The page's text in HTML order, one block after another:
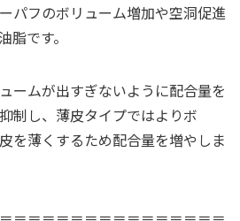
パフのボリューム増加や空洞促進
脂です。
ームが出すぎないように配合量を
制し、薄皮タイプではよりボ
を薄くするため配合量を増やしま